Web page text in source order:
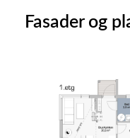
Fasader og